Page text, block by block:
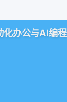
办公与AI编程